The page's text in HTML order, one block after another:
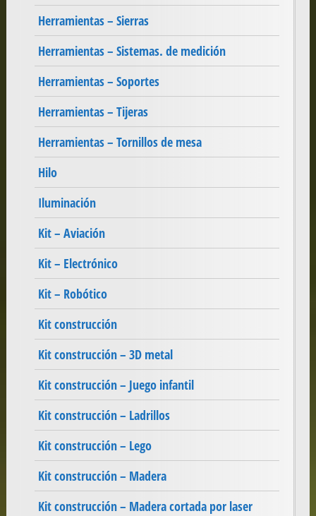
Herramientas – Sierras
Herramientas – Sistemas. de medición
Herramientas – Soportes
Herramientas – Tijeras
Herramientas – Tornillos de mesa
Hilo
Iluminación
Kit – Aviación
Kit – Electrónico
Kit – Robótico
Kit construcción
Kit construcción – 3D metal
Kit construcción – Juego infantil
Kit construcción – Ladrillos
Kit construcción – Lego
Kit construcción – Madera
Kit construcción – Madera cortada por laser